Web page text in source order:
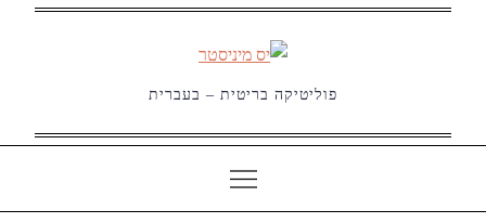
פוליטיקה בריטית – בעברית